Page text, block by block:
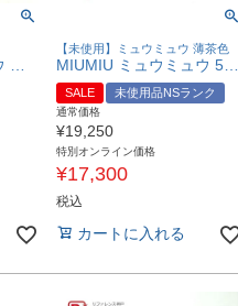
MIUMIU ミュウミュウ MP1012 バイカラー キャット 猫 アニマル ハーフパンツ ボトムス アパレル ショートパンツ ビスコース レディース ピンク 【中古】
【未使用】ミュウミュウ 薄茶色
MIUMIU ミュウミュウ 5ARE43 レオパード タブレットアクセサリー iPadケース ハラコ ユニセックス BIANCO ベージュ 未使用 【中古】
SALE 未使用品NSランク
通常価格
¥19,250
特別オンライン価格
¥17,300
税込
カートに入れる